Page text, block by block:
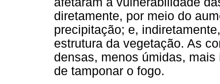
diretamente, por meio do
precipitação; e,
estrutura da vegetação. As
densas, menos úmidas,
de tamponar o fogo.